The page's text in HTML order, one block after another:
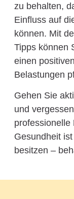
zu behalten,
Einfluss auf
können. Mit
Tipps können
einen
Belastungen
Gehen Sie
und
professionelle
Gesundheit
besitzen –